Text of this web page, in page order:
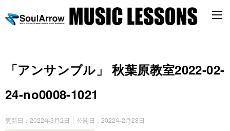
「アンサンブル」 秋葉原教室2022-02-
24-no0008-1021
更新日： 2022年3月2日 公開日： 2022年2月28日